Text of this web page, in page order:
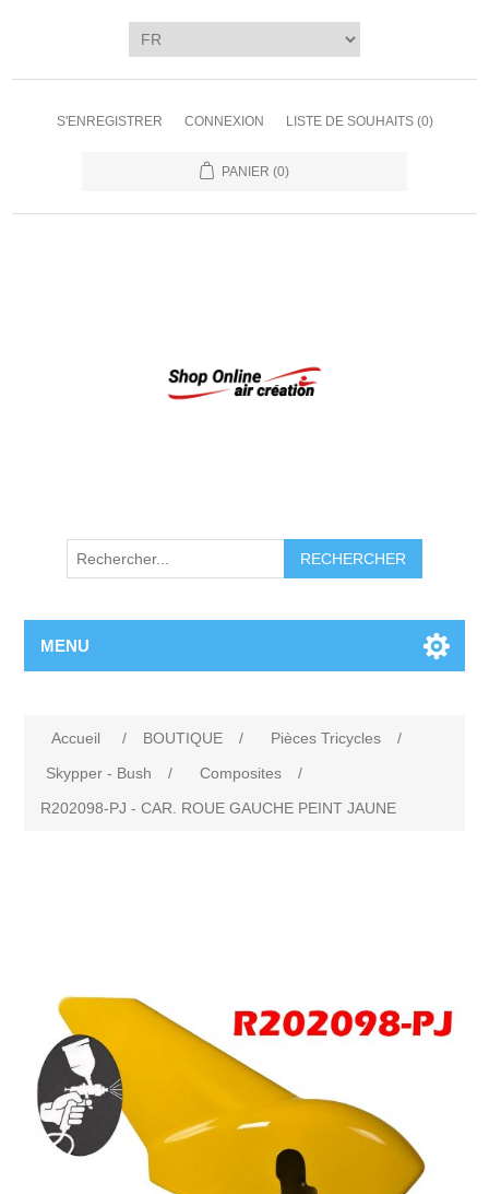
S'ENREGISTRER CONNEXION LISTE DE SOUHAITS (0)
PANIER (0)
RECHERCHER
MENU
Accueil / BOUTIQUE / Pièces Tricycles
/
Skypper - Bush
/ Composites
/
R202098-PJ - CAR. ROUE GAUCHE PEINT JAUNE